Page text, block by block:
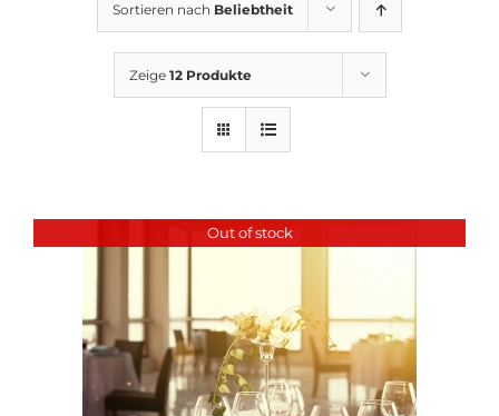
Sortieren nach Beliebtheit
Zeige 12 Produkte
Out of stock